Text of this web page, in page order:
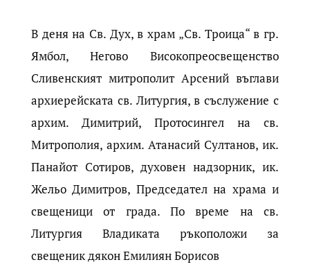
В деня на Св. Дух, в храм „Св. Троица“ в гр.
Ямбол, Негово Високопреосвещенство
Сливенският митрополит Арсений въглави
архиерейската св. Литургия, в съслужение с
архим. Димитрий, Протосингел на св.
Митрополия, архим. Атанасий Султанов, ик.
Панайот Сотиров, духовен надзорник, ик.
Жельо Димитров, Председател на храма и
свещеници от града. По време на св.
Литургия Владиката ръкоположи за
свещеник дякон Емилиян Борисов